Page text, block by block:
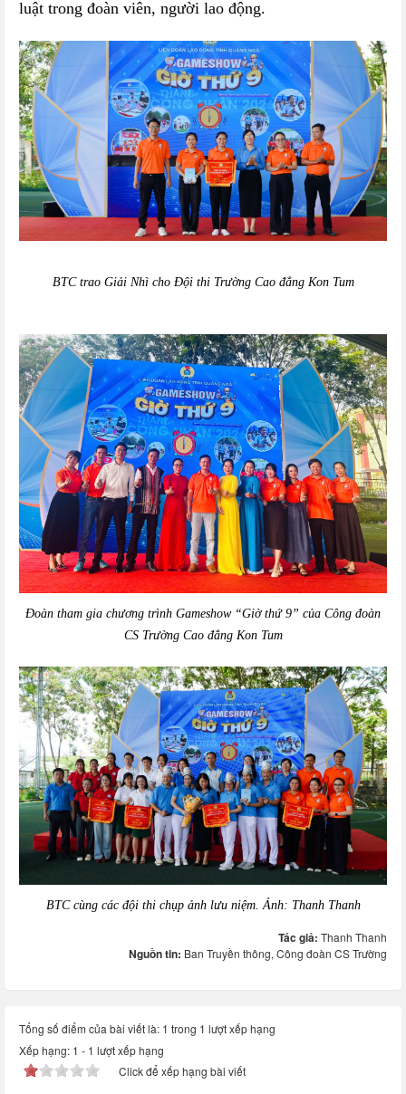
luật trong đoàn viên, người lao động.
BTC trao Giải Nhì cho Đội thi Trường Cao đẳng Kon Tum
Đoàn tham gia chương trình Gameshow “Giờ thứ 9” của Công đoàn
CS Trường Cao đẳng Kon Tum
BTC cùng các đội thi chụp ảnh lưu niệm. Ảnh: Thanh Thanh
Tác giả: Thanh Thanh
Nguồn tin: Ban Truyền thông, Công đoàn CS Trường
Tổng số điểm của bài viết là: 1 trong 1 lượt xếp hạng
Xếp hạng: 1 - 1 lượt xếp hạng
Click để xếp hạng bài viết